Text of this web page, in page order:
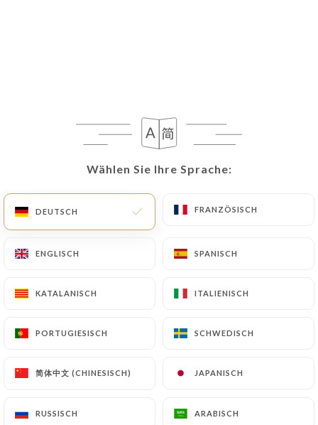
Wählen Sie Ihre Sprache:
DEUTSCH FRANZÖSISCH
ENGLISCH SPANISCH
KATALANISCH ITALIENISCH
PORTUGIESISCH SCHWEDISCH
简体中文 (CHINESISCH) JAPANISCH
RUSSISCH ARABISCH
Wählen Sie Ihre Sprache:
DEUTSCH FRANZÖSISCH
ENGLISCH SPANISCH
KATALANISCH ITALIENISCH
PORTUGIESISCH SCHWEDISCH
简体中文 (CHINESISCH) JAPANISCH
RUSSISCH ARABISCH